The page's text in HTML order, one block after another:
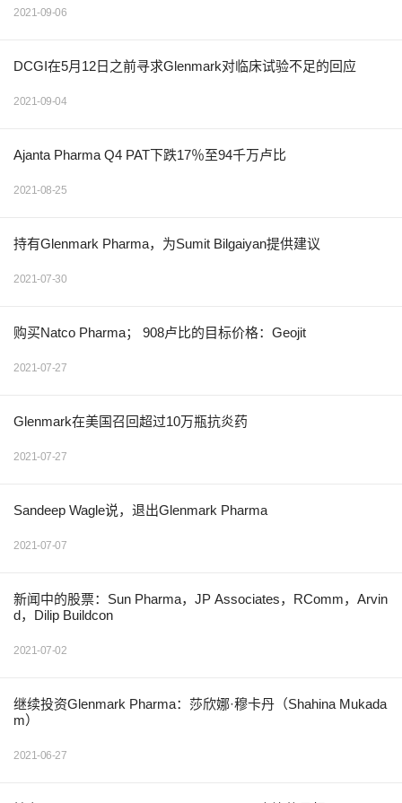
2021-09-06
DCGI在5月12日之前寻求Glenmark对临床试验不足的回应
2021-09-04
Ajanta Pharma Q4 PAT下跌17％至94千万卢比
2021-08-25
持有Glenmark Pharma，为Sumit Bilgaiyan提供建议
2021-07-30
购买Natco Pharma； 908卢比的目标价格：Geojit
2021-07-27
Glenmark在美国召回超过10万瓶抗炎药
2021-07-27
Sandeep Wagle说，退出Glenmark Pharma
2021-07-07
新闻中的股票：Sun Pharma，JP Associates，RComm，Arvin
d，Dilip Buildcon
2021-07-02
继续投资Glenmark Pharma：莎欣娜·穆卡丹（Shahina Mukada
m）
2021-06-27